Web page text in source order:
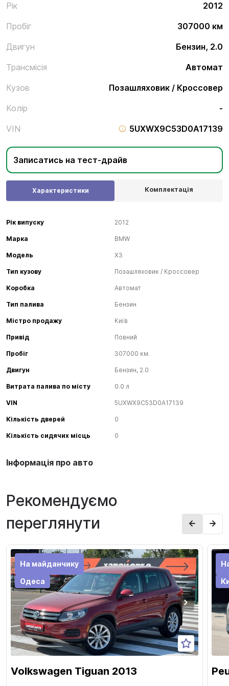
Рік
2012
Пробіг
307000 км
Двигун
Бензин, 2.0
Трансмісія
Автомат
Кузов
Позашляховик / Кроссовер
Колір
-
VIN
5UXWX9C53D0A17139
Записатись на тест-драйв
Інформація про авто
Характеристики Комплектація
Рік випуску 2012
Марка BMW
Модель X3
Тип кузову Позашляховик / Кроссовер
Коробка Автомат
Тип палива Бензин
Містро продажу Київ
Привід Повний
Пробіг 307000 км.
Двигун Бензин, 2.0
Витрата палива по місту 0.0 л
VIN 5UXWX9C53D0A17139
Кількість дверей 0
Кількість сидячих місць 0
Рекомендуємо
переглянути
На майданчику
Одеса
Volkswagen Tiguan 2013